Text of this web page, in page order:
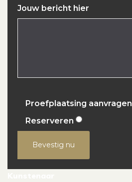
Jouw bericht hier
Proefplaatsing aanvragen
Reserveren
Bevestig nu